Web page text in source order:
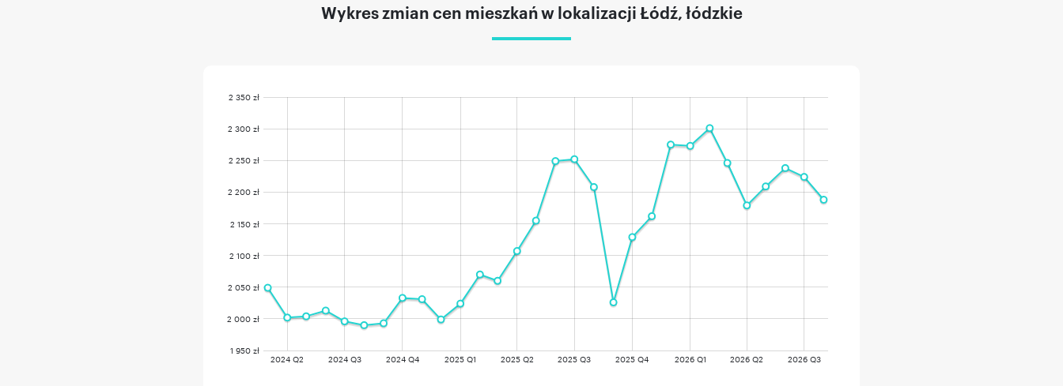
Wykres zmian cen mieszkań w lokalizacji Łódź, łódzkie
2024 Q2 2024 Q3 2024 Q4 2025 Q1 2025 Q2 2025 Q3 2025 Q4 2026 Q1 2026 Q2 2026 Q3
1 950 zł
2 000 zł
2 050 zł
2 100 zł
2 150 zł
2 200 zł
2 250 zł
2 300 zł
2 350 zł